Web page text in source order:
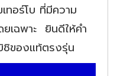
ทอร์โบ ที่มีความ
ยเฉพาะ ยินดีให้คำ
ชิของแท้ตรงรุ่น